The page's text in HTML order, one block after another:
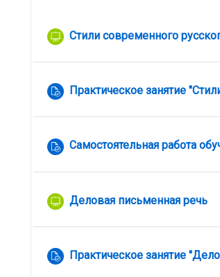
Стили современного
Практическое занятие
Самостоятельная работа
Деловая письменная речь
Лекция
Практическое занятие